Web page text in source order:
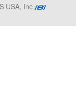
USA, Inc